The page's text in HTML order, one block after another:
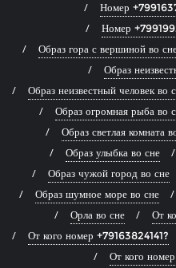
Номер
Номер
Образ гора с вершиной во
Образ
Образ неизвестный человек во
Образ огромная рыба во
Образ светлая комната
Образ улыбка во сне
Образ чужой город во сне
Образ шумное море во сне
Орла во сне
От
От кого номер +79163824141?
От кого